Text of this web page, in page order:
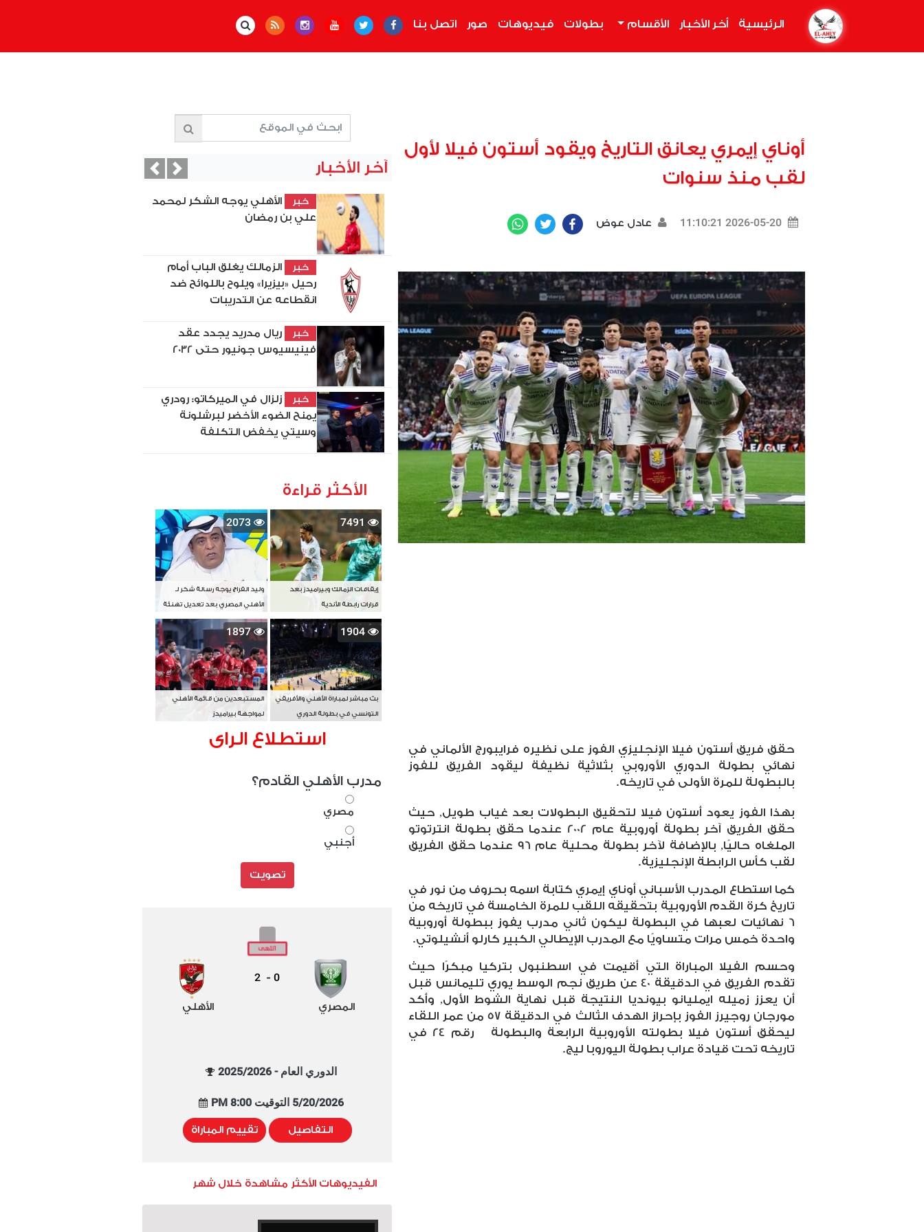
الرئيسية أخر الأخبار الأقسام بطولات فيديوهات صور اتصل بنا
أوناي إيمري يعانق التاريخ ويقود أستون فيلا لأول
لقب منذ سنوات
2026-05-20 11:10:21 عادل عوض Facebook
Twitter
حقق فريق أستون فيلا الإنجليزي الفوز على نظيره فرايبورج الألماني في
نهائي بطولة الدوري الأوروبي بثلاثية نظيفة ليقود الفريق للفوز
بالبطولة للمرة الأولى في تاريخه.
بهذا الفوز يعود أستون فيلا لتحقيق البطولات بعد غياب طويل, حيث
حقق الفريق آخر بطولة أوروبية عام 2002 عندما حقق بطولة انترتوتو
الملغاه حاليًا, بالإضافة لآخر بطولة محلية عام 96 عندما حقق الفريق
لقب كأس الرابطة الإنجليزية.
كما استطاع المدرب الأسباني أوناي إيمري كتابة اسمه بحروف من نور في
تاريخ كرة القدم الأوروبية بتحقيقه اللقب للمرة الخامسة في تاريخه من
6 نهائيات لعبها في البطولة ليكون ثاني مدرب يفوز ببطولة أوروبية
واحدة خمس مرات متساويًا مع المدرب الإيطالي الكبير كارلو أنشيلوتي.
وحسم الفيلا المباراة التي أقيمت في اسطنبول بتركيا مبكرًا حيث
تقدم الفريق في الدقيقة 40 عن طريق نجم الوسط يوري تليمانس قبل
أن يعزز زميله ايمليانو بيونديا النتيجة قبل نهاية الشوط الأول, وأكد
مورجان روجيرز الفوز بإحراز الهدف الثالث في الدقيقة 57 من عمر اللقاء
ليحقق أستون فيلا بطولته الأوروبية الرابعة والبطولة
رقم 24 في
تاريخه تحت قيادة عراب بطولة اليوروبا ليج.
آخر الأخبار
خبر
الأهلي يوجه الشكر لمحمد
علي بن رمضان
خبر
الزمالك يغلق الباب أمام
رحيل «بيزيرا» ويلوح باللوائح ضد
انقطاعه عن التدريبات
خبر
ريال مدريد يجدد عقد
فينيسيوس جونيور حتى 2032
خبر
زلزال في الميركاتو: رودري
يمنح الضوء الأخضر لبرشلونة
وسيتي يخفض التكلفة
PreviousNext
الأكثر قراءة
7491
إيقافات الزمالك وبيراميدز بعد
قرارات رابطة الأندية
2073
وليد الفراج يوجه رسالة شكر لـ
الأهلي المصري بعد تعديل تهنئة
بطل آسيا
1904
بث مباشر لمباراة الأهلي والأفريقي
التونسي في بطولة الدوري
1897
المستبعدين من قائمة الأهلي
لمواجهة بيراميدز
استطلاع الراى
مدرب الأهلي القادم؟
مصري
أجنبي
تصويت
المصري
0
-
2
الأهلي
الدوري العام - 2025/2026
5/20/2026 التوقيت 8:00 PM
التفاصيل تقييم المباراة
الفيديوهات الأكثر مشاهدة خلال شهر